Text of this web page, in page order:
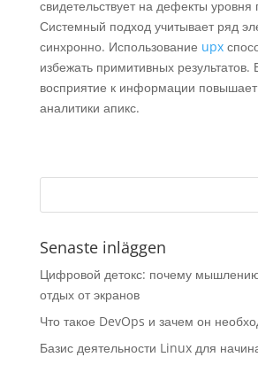
свидетельствует на дефекты уровня
Системный подход учитывает ряд
синхронно. Использование upx
избежать примитивных результатов.
восприятие к информации повышает
аналитики апикс.
Senaste inläggen
Цифровой детокс: почему
отдых от экранов
Что такое DevOps и зачем он
Базис деятельности Linux для